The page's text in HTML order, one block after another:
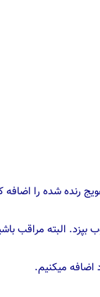
رنده شده را
اضافه میکنیم.